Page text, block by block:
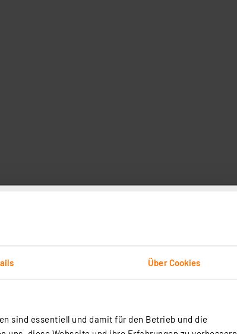
Über Cookies
sind essentiell und damit für den Betrieb und die
Licht bei 4000 Kelvin schafft sie
A ist sie stromsparend und
und eine lange Lebensdauer machen